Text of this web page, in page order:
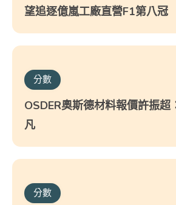
望追逐億嵐工廠直營F1第八冠
分數
OSDER奧斯德材料報價許振超
凡
分數